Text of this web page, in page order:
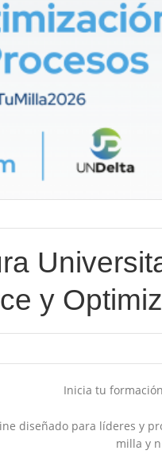
y
Inicia tu
diseñado para líderes y
milla y